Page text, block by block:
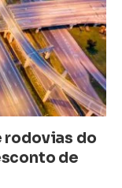
rodovias do
de